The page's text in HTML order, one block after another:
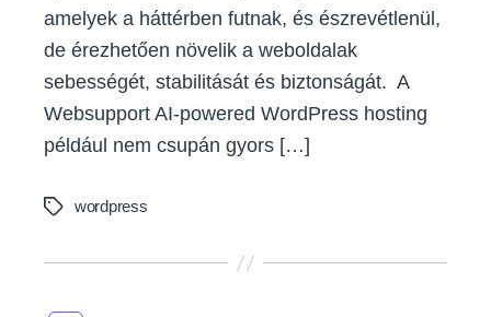
amelyek a háttérben futnak, és észrevétlenül,
de érezhetően növelik a weboldalak
sebességét, stabilitását és biztonságát. A
Websupport AI-powered WordPress hosting
például nem csupán gyors […]
Tagswordpress